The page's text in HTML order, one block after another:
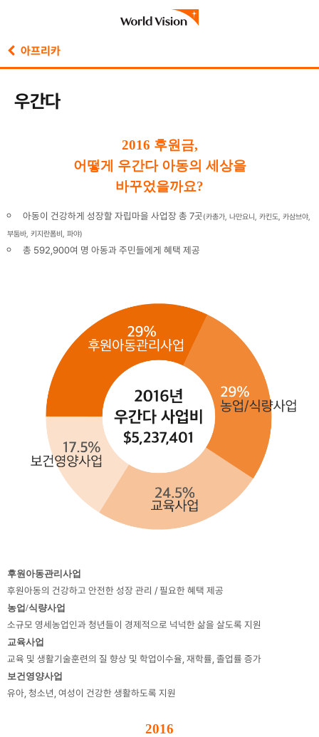
아프리카
우간다
2016 후원금,
어떻게 우간다 아동의 세상을
바꾸었을까요?
아동이 건강하게 성장할 자립마을 사업장 총 7곳(카총가, 나만요니, 카킨도, 카삼브야,
부둠바, 키지란폼비, 파야)
총 592,900여 명 아동과 주민들에게 혜택 제공
후원아동관리사업
후원아동의 건강하고 안전한 성장 관리 / 필요한 혜택 제공
농업/식량사업
소규모 영세농업인과 청년들이 경제적으로 넉넉한 삶을 살도록 지원
교육사업
교육 및 생활기술훈련의 질 향상 및 학업이수율, 재학률, 졸업률 증가
보건영양사업
유아, 청소년, 여성이 건강한 생활하도록 지원
2016